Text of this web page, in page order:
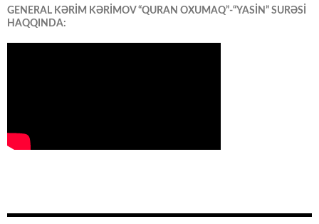
GENERAL KƏRİM KƏRİMOV “QURAN OXUMAQ”-“YASİN” SURƏSİ
HAQQINDA: